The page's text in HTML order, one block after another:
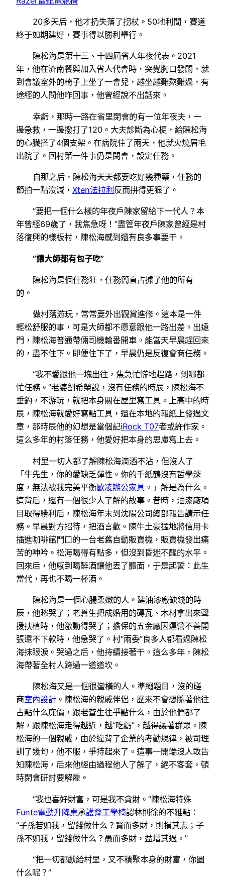
20多天后，他才扔失落了拐杖。50地利間，賽道
終于如期建好，賽事得以勝利舉行。
陳松海是第十三、十四屆省人年夜代表。2021
年，他在濟南餐與加入省人代會時，突覺胸口發悶，就
到會議室外的椅子上坐了一會兒，越坐越難熬難過，有
途經的人問他咋回事，他曾經說不出話來。
幸虧，那時一路在省里閉會的有一位年夜夫，一
邊急救，一邊撥打了120。大夫診斷為心梗，給陳松海
的心臟搭了4個支架。在病院住了兩天，他就火燒眉毛
出院了。回村第一件事仍是閉會，設定任務。
自那之后，陳松海天天都要吃好幾種藥，任務的
節拍一點沒減， Xten法拉利 反而拼得更狠了。
“要把一個什么樣的年夜戶陳家留給下一代人？本
年曾經69歲了，我焦急呀！”盡管年夜戶陳家曾經是村
落復興的樣板村，陳松海感到還有良多事要干。
“讓大師都有包子吃”
陳松海是個任務狂，任務簡直占據了他的所有
的。
做村落游玩，常常要外出觀賞進修。這本是一件
輕松舒服的事，可是大師都不愿意跟他一路出差。出遠
門，陳松海普通帶倆司機輪番開車。能當天早晨趕回來
的，盡不住下。即便住下了，早晨仍是反復會商任務。
“我不愛跟他一塊出往，焦急忙慌地趕路，到哪都
忙任務。”老婆劉希榮說，沒有任務的時辰，陳松海不
垂釣，不游玩，就把本身關在屋里寫工具。上高中的時
辰，陳松海就愛好寫點工具，還在本地的報紙上發過文
章，那時辰他的幻想是當個記iRock T07者或許作家。
這么多年的村落任務，他愛好把本身的思慮寫上去。
村里一切人都了解陳松海滴酒不沾，但沒人了
「牛先生，你的愛缺乏彈性。你的千紙鶴沒有哲學深
度，無法被我完美平衡歐凌辦公家具 。」解是為什么。
這背后，還有一個很少人了解的故事。昔時，油漆廠項
目取得勝利后，陳松海年末到沈陽公司總部報告請示任
務。早晨對方招待，把酒言歡。陳牛土豪猛地將信用卡
插進咖啡館門口的一台老舊自動販賣機，販賣機發出痛
苦的呻吟。松海喝得有點多，但沒到昏迷不醒的水平。
回來后，他感到喝醉酒讓他丟了體面，于是起誓：此生
當代，再也不喝一杯酒。
陳松海是一個心腸柔嫩的人。建油漆廠缺錢的時
辰，他愁哭了；老蒼生把成婚用的磚瓦、木材拿出來聲
援扶植時，他激動得哭了；擔保的五金廠因運營不善開
張還不下款時，他急哭了。村“兩委”良多人都看過陳松
海抹眼淚。哭過之后，他持續接著干。這么多年，陳松
海帶著全村人跨過一道道坎。
陳松海又是一個很蠻橫的人。準繩題目，沒的磋
商室內設計 。陳松海的親戚伴侶，歷來不會想隨著他往
占點什么廉價，跟老蒼生往爭點什么，由於他們都了
解，跟陳松海走得越近，越“吃虧”，越得讓著群眾。陳
松海的一個親戚，由於違背了企業的考勤規律，被司理
訓了幾句，他不服，爭持起來了。這事一開端沒人敢告
知陳松海，后來他經由過程他人了解了，絕不客套，頓
時閉會研討要解雇。
“我也喜好財富，可是我不貪財。”陳松海特殊
Funte電動升降桌承護脊工學椅認林則徐的不雅點：
“子孫若如我，留錢做什么？賢而多財，則損其志；子
孫不如我，留錢做什么？愚而多財，益增其過。”
“把一切都獻給村里，又不積聚本身的財富，你圖
什么呢？”